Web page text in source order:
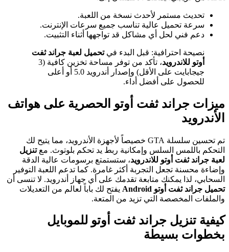
تحديث مستمر لأحدث نسخة من اللعبة.
سرعة تحميل عالية تناسب جميع سرعات الإنترنت.
دعم فني لحل أي مشاكل قد تواجهها أثناء التثبيت.
نصيحة احترافية: قبل البدء فيتحميل لعبة جراند ثفت
أوتو للاندرويد
، تأكد من توفر مساحة تخزين كافية (3
جيجابايت على الأقل) وإصدار أندرويد 5.0 أو أعلى
للحصول على أفضل أداء.
ميزات جراند ثفت أوتو الحصرية على هواتف
الأندرويد
تم تحسين سلسلة GTA خصيصاً لأجهزة الأندرويد، مما يتيح لك
التحكم باللمس السلس وإمكانية ربط يد تحكم بلوتوث. معتنزيل
لعبة جراند ثفت أوتو للاندرويد، ستستمتع برسومات عالية الدقة
وإضاءة محسنة تجعل التجربة أكثر غامرة. كما تدعم اللعبة التوفير
السحابي، لذا يمكنك متابعة تقدمك على أي جهاز أندرويد. لا تنسى أن
تحميل جراند ثفت أوتو Android
يفتح لك باباً لعالم من التعديلات
والملفات المخصصة التي تزيد من المتعة.
كيفية تنزيل جراند ثفت أوتو للموبايل
بخطوات بسيطة